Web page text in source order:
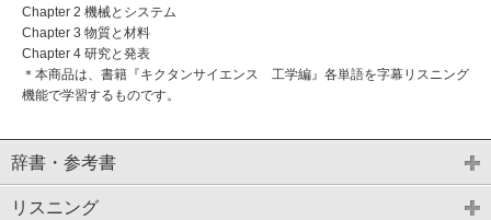
Chapter 2 機械とシステム
Chapter 3 物質と材料
Chapter 4 研究と発表
＊本商品は、書籍『キクタンサイエンス 工学編』各単語を字幕リスニング
機能で学習するものです。
辞書・参考書
リスニング